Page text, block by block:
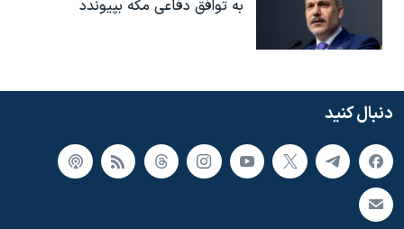
به توافق دفاعی مکه بپیوندد
دنبال کنید